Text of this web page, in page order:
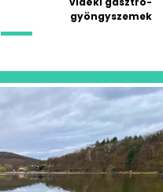
gyöngyszemek